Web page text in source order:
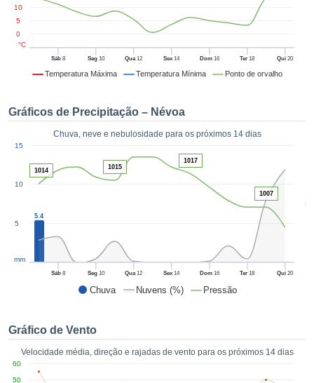
digital
fornecer-
de alta
botão
o
no
como
um perfil
CONTINUAR
CONFIGURAÇÕES
Temperatura Máxima Temperatura Mínima Ponto de orvalho
Sáb8 Seg10 Qua12 Sex 14 Dom16 Ter 18 Qui 20
0
5
10
°C
Gráficos de Precipitação – Névoa
Chuva, neve e nebulosidade para os próximos 14 dias
Chuva Nuvens (%) Pressão
50
Sáb8 Seg10 Qua12 Sex 14 Dom16 Ter 18 Qui 20
5
10
15
mm
5.4
1014 1015
1017
1007
Gráfico de Vento
Velocidade média, direção e rajadas de vento para os próximos 14 dias
50
60